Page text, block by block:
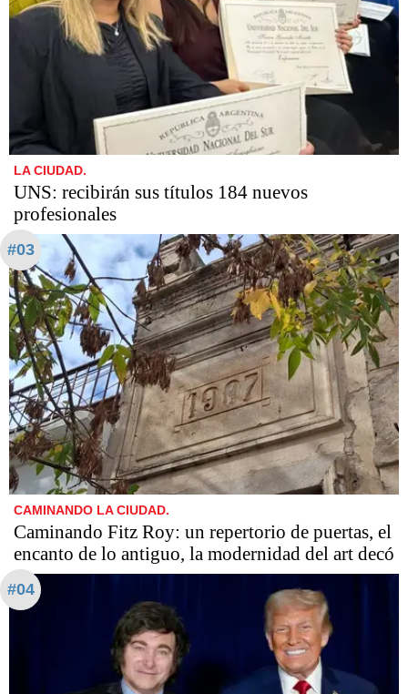
LA CIUDAD.
UNS: recibirán sus títulos 184 nuevos
profesionales
#03
CAMINANDO LA CIUDAD.
Caminando Fitz Roy: un repertorio de puertas, el
encanto de lo antiguo, la modernidad del art decó
#04